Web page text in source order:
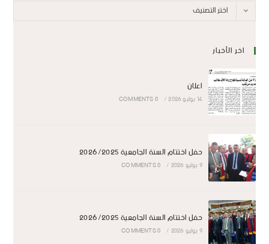
اختر التصنيف
اخر الأخبار
اعلان
14 يوليو 2026 /
0 COMMENTS
حفل اختتام السنة الجامعية 2026/2025
9 يوليو 2026 /
0 COMMENTS
حفل اختتام السنة الجامعية 2026/2025
9 يوليو 2026 /
0 COMMENTS